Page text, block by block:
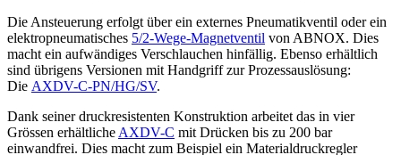
Die Ansteuerung erfolgt über ein externes Pneumatikventil oder ein
elektropneumatisches 5/2-Wege-Magnetventil von ABNOX. Dies
macht ein aufwändiges Verschlauchen hinfällig. Ebenso erhältlich
sind übrigens Versionen mit Handgriff zur Prozessauslösung:
Die AXDV-C-PN/HG/SV.
Dank seiner druckresistenten Konstruktion arbeitet das in vier
Grössen erhältliche AXDV-C mit Drücken bis zu 200 bar
einwandfrei. Dies macht zum Beispiel ein Materialdruckregler